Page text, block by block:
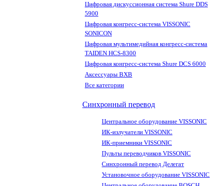
Цифровая дискуссионная система Shure DDS
5900
Цифровая конгресс-система VISSONIC
SONICON
Цифровая мультимедийная конгресс-система
TAIDEN HCS-8300
Цифровая конгресс-система Shure DCS 6000
Аксессуары BXB
Все категории
Синхронный перевод
Центральное оборудование VISSONIC
ИК-излучатели VISSONIC
ИК-приемники VISSONIC
Пульты переводчиков VISSONIC
Синхронный перевод Делегат
Установочное оборудование VISSONIC